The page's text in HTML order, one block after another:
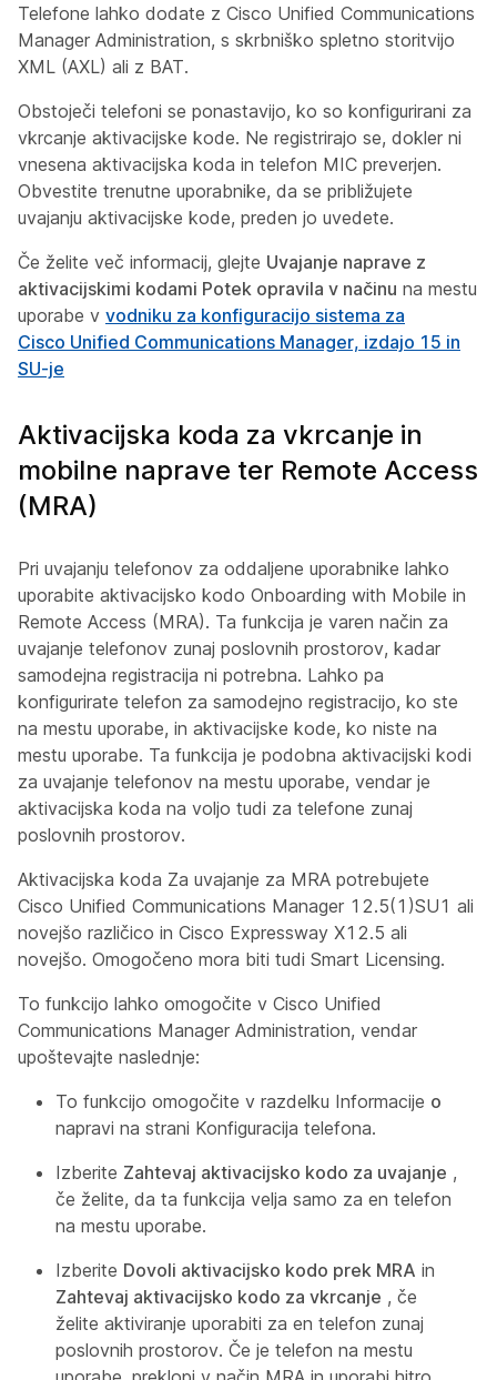
Telefone lahko dodate z Cisco Unified Communications
Manager Administration, s skrbniško spletno storitvijo
XML (AXL) ali z BAT.
Obstoječi telefoni se ponastavijo, ko so konfigurirani za
vkrcanje aktivacijske kode. Ne registrirajo se, dokler ni
vnesena aktivacijska koda in telefon MIC preverjen.
Obvestite trenutne uporabnike, da se približujete
uvajanju aktivacijske kode, preden jo uvedete.
Če želite več informacij, glejte Uvajanje naprave z
aktivacijskimi kodami Potek opravila v načinu na mestu
uporabe v vodniku za konfiguracijo sistema za
Cisco Unified Communications Manager, izdajo 15 in
SU-je
Aktivacijska koda za vkrcanje in
mobilne naprave ter Remote Access
(MRA)
Pri uvajanju telefonov za oddaljene uporabnike lahko
uporabite aktivacijsko kodo Onboarding with Mobile in
Remote Access (MRA). Ta funkcija je varen način za
uvajanje telefonov zunaj poslovnih prostorov, kadar
samodejna registracija ni potrebna. Lahko pa
konfigurirate telefon za samodejno registracijo, ko ste
na mestu uporabe, in aktivacijske kode, ko niste na
mestu uporabe. Ta funkcija je podobna aktivacijski kodi
za uvajanje telefonov na mestu uporabe, vendar je
aktivacijska koda na voljo tudi za telefone zunaj
poslovnih prostorov.
Aktivacijska koda Za uvajanje za MRA potrebujete
Cisco Unified Communications Manager 12.5(1)SU1 ali
novejšo različico in Cisco Expressway X12.5 ali
novejšo. Omogočeno mora biti tudi Smart Licensing.
To funkcijo lahko omogočite v Cisco Unified
Communications Manager Administration, vendar
upoštevajte naslednje:
To funkcijo omogočite v razdelku Informacije o
napravi na strani Konfiguracija telefona.
Izberite Zahtevaj aktivacijsko kodo za uvajanje ,
če želite, da ta funkcija velja samo za en telefon
na mestu uporabe.
Izberite Dovoli aktivacijsko kodo prek MRA in
Zahtevaj aktivacijsko kodo za vkrcanje , če
želite aktiviranje uporabiti za en telefon zunaj
poslovnih prostorov. Če je telefon na mestu